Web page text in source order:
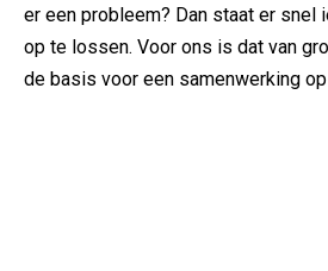
er een probleem? Dan staat er snel
op te lossen. Voor ons is dat van
de basis voor een samenwerking op